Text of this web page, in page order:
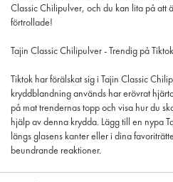
Classic Chilipulver, och du kan lita på att
förtrollade!
Tajin Classic Chilipulver - Trendig på
Tiktok har förälskat sig i Tajin Classic
kryddblandning används har erövrat
på mat trendernas topp och visa hur du
hjälp av denna krydda. Lägg till en nypa
längs glasens kanter eller i dina
beundrande reaktioner.